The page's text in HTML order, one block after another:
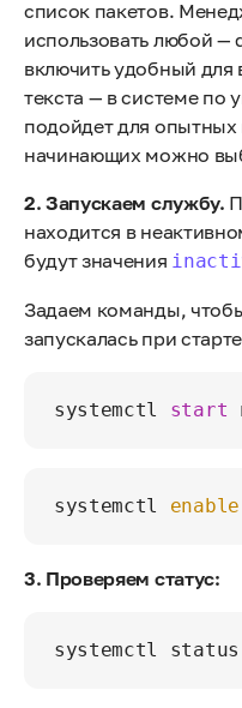
список пакетов.
использовать любой
включить удобный для
текста — в системе по
подойдет для опытных
начинающих можно
2. Запускаем службу.
находится в
будут значения
Задаем команды,
запускалась при
systemctl start
systemctl enable
3. Проверяем статус: